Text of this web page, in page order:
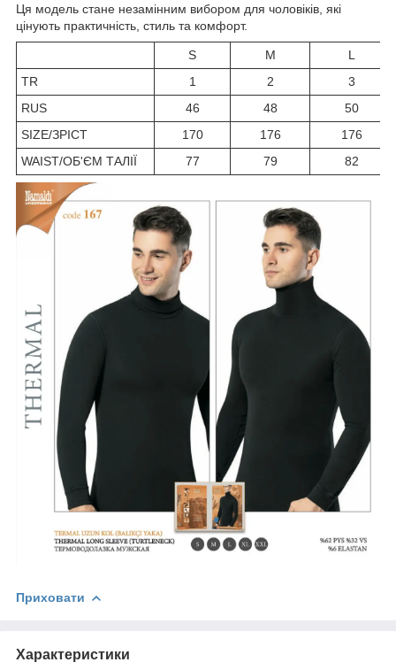
Ця модель стане незамінним вибором для чоловіків, які
цінують практичність, стиль та комфорт.
S M
L
TR
1 2
3
RUS
46 48
50
SIZE/ЗРІСТ
170 176
176
WAIST/ОБ'ЄМ ТАЛІЇ
77 79 82
Приховати
Характеристики